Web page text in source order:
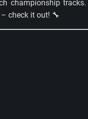
championship
– check it out! 🔧